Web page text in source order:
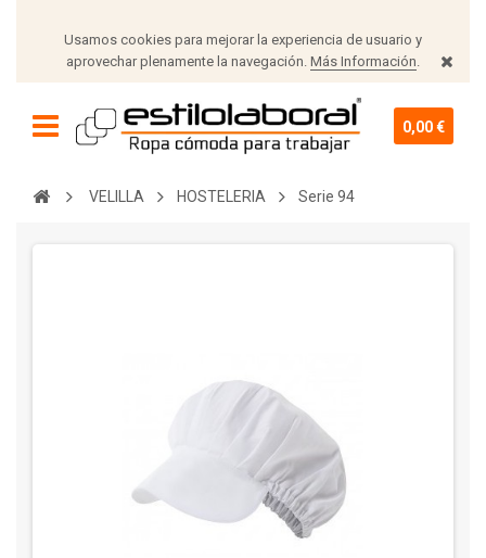
Usamos cookies para mejorar la experiencia de usuario y
aprovechar plenamente la navegación. Más Información.
0,00 €
VELILLA HOSTELERIA Serie 94